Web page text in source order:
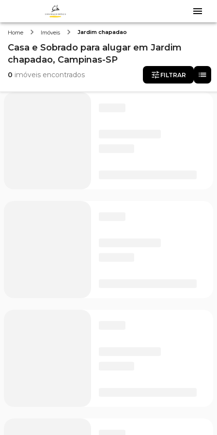
Home Imóveis Jardim chapadao
Casa e Sobrado para alugar em Jardim
chapadao, Campinas-SP
0 imóveis encontrados FILTRAR